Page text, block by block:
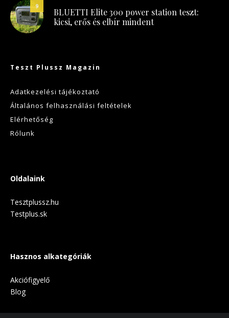
9
BLUETTI Elite 300 power station teszt:
kicsi, erős és elbír mindent
Teszt Plussz Magazin
Adatkezelési tájékoztató
Általános felhasználási feltételek
Elérhetőség
Rólunk
Oldalaink
Tesztplussz.hu
Testplus.sk
Hasznos alkategóriák
Akciófigyelő
Blog